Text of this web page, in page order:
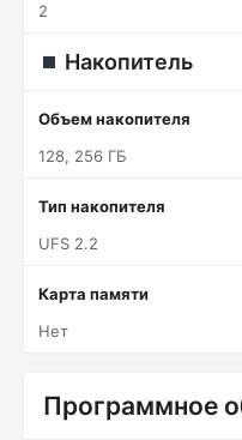
2
Накопитель
Объем накопителя
128, 256 ГБ
Тип накопителя
UFS 2.2
Карта памяти
Нет
Программное